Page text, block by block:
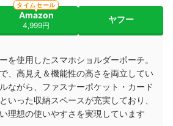
Amazon
4,999円
タイムセール
ヤフー
を使用したスマホショルダーポーチ。
、高見え＆機能性の高さを両立してい
ながら、ファスナーポケット・カード
いった収納スペースが充実しており、
理想の使いやすさを実現しています